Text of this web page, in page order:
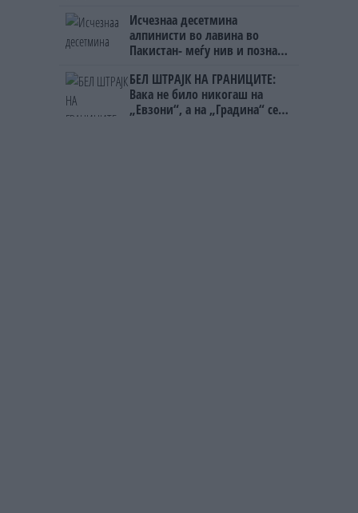
Исчезнаа десетмина
алпинисти во лавина во
Пакистан- меѓу нив и познат
БЕЛ ШТРАЈК НА ГРАНИЦИТЕ:
Вака не било никогаш на
„Евзони“, а на „Градина“ се